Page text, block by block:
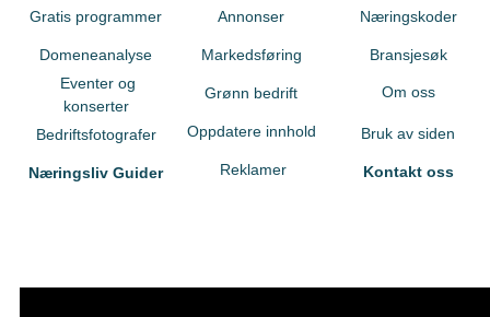
Gratis programmer
Domeneanalyse
Eventer og
konserter
Bedriftsfotografer
Næringsliv Guider
Annonser
Markedsføring
Grønn bedrift
Oppdatere innhold
Reklamer
Næringskoder
Bransjesøk
Om oss
Bruk av siden
Kontakt oss